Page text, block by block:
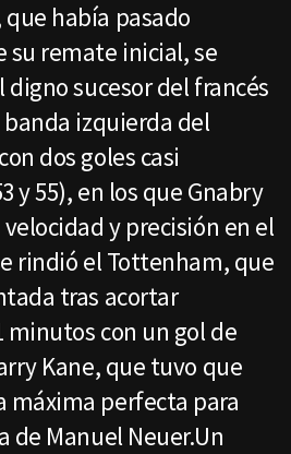
había pasado
su remate inicial, se
sucesor del francés
banda izquierda del
dos goles casi
y 55), en los que Gnabry
y precisión en el
rindió el Tottenham, que
tras acortar
minutos con un gol de
Kane, que tuvo que
máxima perfecta para
de Manuel Neuer.Un